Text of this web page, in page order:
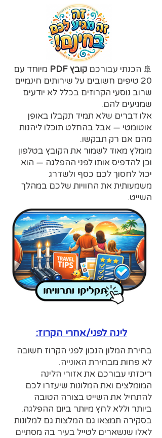
🚢 הכנתי עבורכם קובץ PDF
מיוחד עם
20 טיפים חשובים על שירותים חינמיים
שרוב נוסעי הקרוזים בכלל לא יודעים
שמגיעים להם.
אלו דברים שלא תמיד תקבלו באופן
אוטומטי — אבל בהחלט תוכלו ליהנות
מהם אם רק תבקשו.
מומלץ מאוד לשמור את הקובץ בטלפון
וכן להדפיס אותו לפני ההפלגה — הוא
יכול לחסוך לכם כסף ולשדרג
משמעותית את החוויות שלכם במהלך
השייט.
לינה לפני/אחרי הקרוז:
בחירת המלון הנכון לפני הקרוז חשובה
לא פחות מבחירת האונייה.
ריכזתי עבורכם את אזורי הלינה
המומלצים ואת המלונות שיעזרו לכם
להתחיל את השייט בצורה הטובה
ביותר וללא לחץ מיותר ביום ההפלגה.
בסקירה תמצאו גם המלצות גם למלונות
לאלו שנשארים לטייל בעיר בה מסתיים